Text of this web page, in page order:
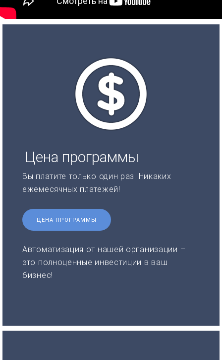
Цена программы
Вы платите только один раз. Никаких
ежемесячных платежей!
ЦЕНА ПРОГРАММЫ
Автоматизация от нашей организации –
это полноценные инвестиции в ваш
бизнес!